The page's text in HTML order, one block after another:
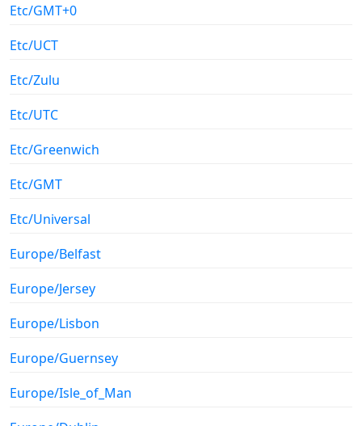
Etc/GMT+0
Etc/UCT
Etc/Zulu
Etc/UTC
Etc/Greenwich
Etc/GMT
Etc/Universal
Europe/Belfast
Europe/Jersey
Europe/Lisbon
Europe/Guernsey
Europe/Isle_of_Man